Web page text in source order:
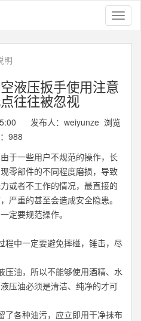
明
液压扳手使用注意
往往被忽视
发布人：weiyunze 浏览
988
于一些用户不规范的操作，长
零部件的不同程度磨损，导致
或者不工作的情况，最直接的
严重的甚至会造成安全隐患。
定要规范操作。
程中一定要避免摔碰，锤击，尽
压油，所以不能够使用酒精、水
压油必须是清洁、纯净的才可
了各种油污，应立即用干净抹布